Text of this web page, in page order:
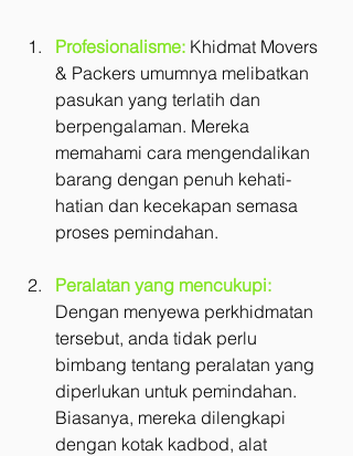
Profesionalisme: Khidmat Movers
& Packers umumnya melibatkan
pasukan yang terlatih dan
berpengalaman. Mereka
memahami cara mengendalikan
barang dengan penuh kehati-
hatian dan kecekapan semasa
proses pemindahan.
Peralatan yang mencukupi:
Dengan menyewa perkhidmatan
tersebut, anda tidak perlu
bimbang tentang peralatan yang
diperlukan untuk pemindahan.
Biasanya, mereka dilengkapi
dengan kotak kadbod, alat